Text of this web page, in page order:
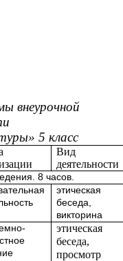
внеурочной
5 класс
Вид
деятельности
8 часов.
этическая
беседа,
викторина
этическая
беседа,